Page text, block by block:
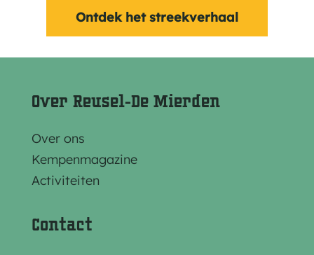
Ontdek het streekverhaal
Over Reusel-De Mierden
Over ons
Kempenmagazine
Activiteiten
Contact